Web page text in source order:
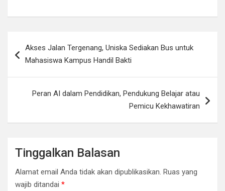
posAkses Jalan Tergenang, Uniska Sediakan Bus untuk
Mahasiswa Kampus Handil Bakti
Peran AI dalam Pendidikan, Pendukung Belajar atau
Pemicu Kekhawatiran
Tinggalkan Balasan
Alamat email Anda tidak akan dipublikasikan. Ruas yang
wajib ditandai *